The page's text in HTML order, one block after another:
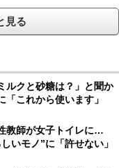
見る
ルクと砂糖は？」と聞か
これから使います」
教師が女子トイレに…
いモノ”に「許せない」